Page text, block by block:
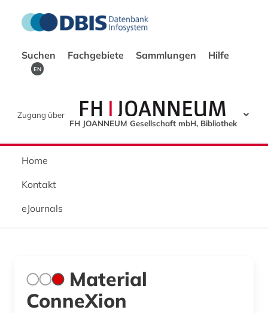
Suchen Fachgebiete Sammlungen Hilfe
EN
Zugang über
FH JOANNEUM Gesellschaft mbH, Bibliothek
Home
Kontakt
eJournals
Material
ConneXion